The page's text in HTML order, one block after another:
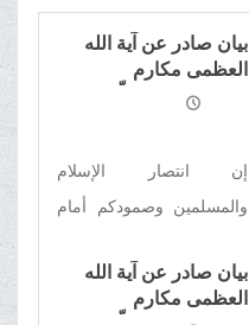
بیان صادر عن آية الله
العظمى مكارم
الشيرازي دام ظلّه
إن انتصار الإسلام
والمسلمين وصمودکم أمام
قدوة محمودة لکل الأحرار،
ویمثّل وعد الله سبحانه
بیان صادر عن آية الله
العظمى مكارم